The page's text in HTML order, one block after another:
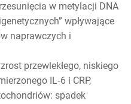
w metylacji DNA
wpływające
naprawczych i
przewlekłego, niskiego
IL‑6 i CRP,
spadek